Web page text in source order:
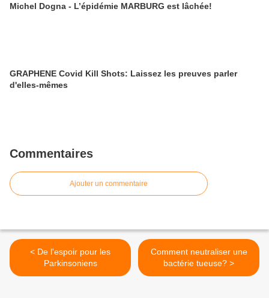
Michel Dogna - L’épidémie MARBURG est lâchée!
GRAPHENE Covid Kill Shots: Laissez les preuves parler
d'elles-mêmes
Commentaires
Ajouter un commentaire
< De l'espoir pour les
Parkinsoniens
Comment neutraliser une
bactérie tueuse? >